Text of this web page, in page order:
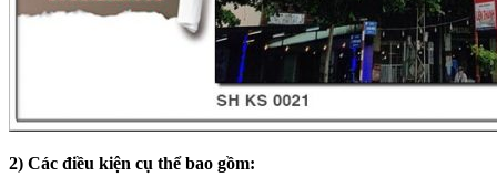
2) Các điều kiện cụ thể bao gồm: